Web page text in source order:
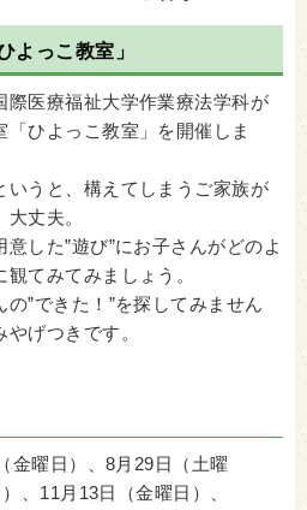
よっこ教室」
際医療福祉大学作業療法学科が
ひよっこ教室」を開催しま
いうと、構えてしまうご家族が
丈夫。
した”遊び”にお子さんがどのよ
てみてみましょう。
”できた！”を探してみません
げつきです。
金曜日）、8月29日（土曜
、11月13日（金曜日）、